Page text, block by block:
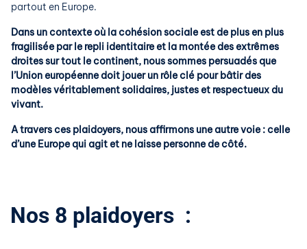
partout en Europe.
Dans un contexte où la cohésion sociale est de plus en plus
fragilisée par le repli identitaire et la montée des extrêmes
droites sur tout le continent, nous sommes persuadés que
l’Union européenne doit jouer un rôle clé pour bâtir des
modèles véritablement solidaires, justes et respectueux du
vivant.
A travers ces plaidoyers, nousaffirmons une autre voie : celle
d’une Europe qui agit et ne laisse personne de côté.
Nos 8 plaidoyers :